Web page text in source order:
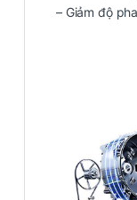
– Giảm độ